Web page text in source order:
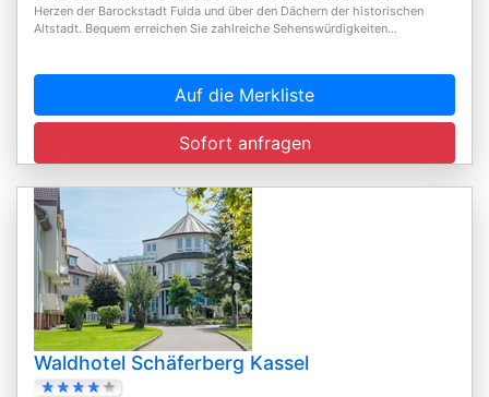
Herzen der Barockstadt Fulda und über den Dächern der historischen
Altstadt. Bequem erreichen Sie zahlreiche Sehenswürdigkeiten...
Auf die Merkliste
Sofort anfragen
Waldhotel Schäferberg Kassel